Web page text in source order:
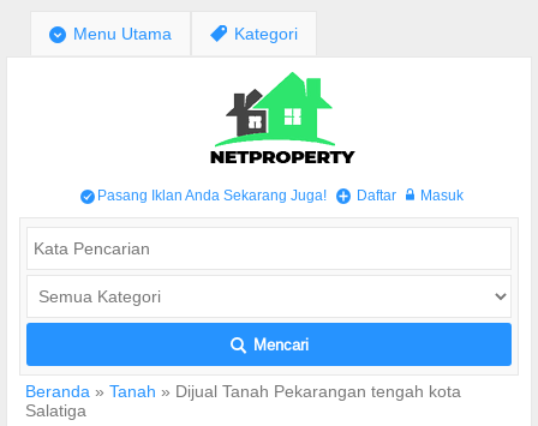
; Menu Utama , Kategori
/ Pasang Iklan Anda Sekarang Juga! + Daftar w Masuk
L Mencari
Beranda » Tanah » Dijual Tanah Pekarangan tengah kota
Salatiga